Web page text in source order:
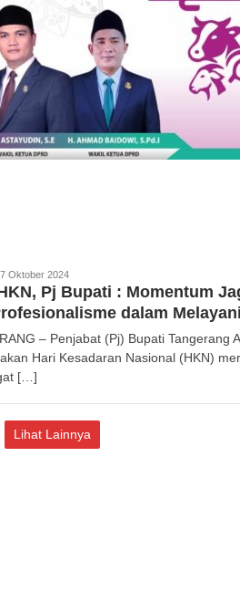
Oktober 2024
Pj Bupati : Momentum
dalam
– Penjabat (Pj) Bupati Tangerang
Hari Kesadaran Nasional (HKN)
[…]
Lihat Lainnya